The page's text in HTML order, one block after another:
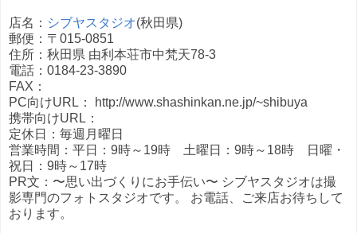
店名： シブヤスタジオ(秋田県)
郵便：〒015-0851
住所：秋田県 由利本荘市中梵天78-3
電話：0184-23-3890
FAX：
PC向けURL： http://www.shashinkan.ne.jp/~shibuya
携帯向けURL：
定休日：毎週月曜日
営業時間：平日：9時～19時 土曜日：9時～18時 日曜・
祝日：9時～17時
PR文：〜思い出づくりにお手伝い〜 シブヤスタジオは撮
影専門のフォトスタジオです。 お電話、ご来店お待ちして
おります。